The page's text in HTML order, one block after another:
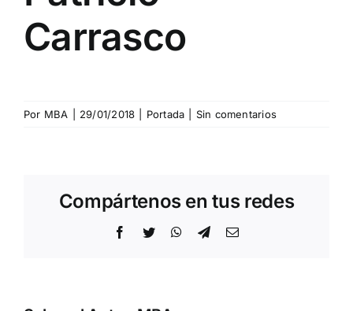
Carrasco
Por MBA 29/01/2018 Portada Sin comentarios
Compártenos en tus redes
Facebook
Twitter WhatsApp
TelegramCorreo